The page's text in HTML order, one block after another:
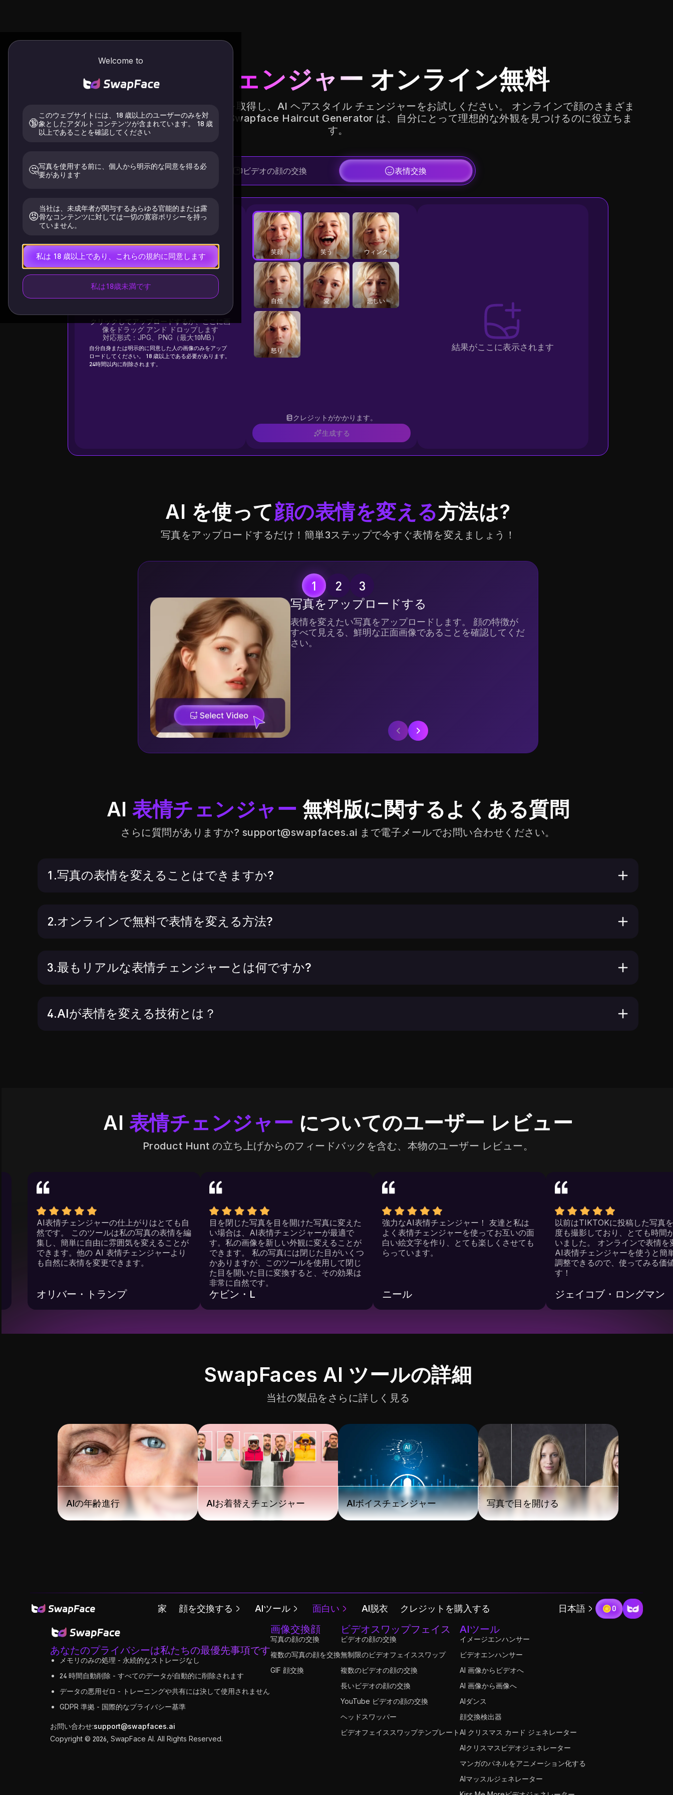
Welcome to
🔞
このウェブサイトには、18 歳以上のユーザーのみを対
象としたアダルト コンテンツが含まれています。 18 歳
以上であることを確認してください
🤔写真を使用する前に、個人から明示的な同意を得る必
要があります
😡
当社は、未成年者が関与するあらゆる官能的または露
骨なコンテンツに対しては一切の寛容ポリシーを持っ
ていません。
私は 18 歳以上であり、これらの規約に同意します
私は18歳未満です
AI 表情チェンジャー オンライン無料
今すぐサインアップして無料クレジットを取得し、AI ヘアスタイル チェンジャーをお試しください。 オンラインで顔のさまざま
なヘアスタイルをテストしてください。Swapface Haircut Generator は、自分にとって理想的な外観を見つけるのに役立ちま
す。
ビデオの顔の交換 表情交換
画像の選択
クリックしてアップロードするか、ここに画
像をドラッグ アンド ドロップします
対応形式：JPG、PNG（最大10MB）
自分自身または明示的に同意した人の画像のみをアップ
ロードしてください。 18 歳以上である必要があります。
24時間以内に削除されます。
笑顔 笑う ウィンク
自然 愛 悲しい
怒り
クレジットがかかります。
生成する
結果がここに表示されます
AI を使って顔の表情を変える方法は?
写真をアップロードするだけ！簡単3ステップで今すぐ表情を変えましょう！
写真をアップロードする
表情を変えたい写真をアップロードします。 顔の特徴が
すべて見える、鮮明な正面画像であることを確認してくだ
さい。
AI表情チェンジャー 無料版に関するよくある質問
さらに質問がありますか? support@swapfaces.ai まで電子メールでお問い合わせください。
1.写真の表情を変えることはできますか?
2.オンラインで無料で表情を変える方法?
3.最もリアルな表情チェンジャーとは何ですか?
4.AIが表情を変える技術とは？
AI 表情チェンジャー についてのユーザー レビュー
Product Hunt の立ち上げからのフィードバックを含む、本物のユーザー レビュー。
AI表情チェンジャーの仕上がりはとても自
然です。 このツールは私の写真の表情を編
集し、簡単に自由に雰囲気を変えることが
できます。他の AI 表情チェンジャーより
も自然に表情を変更できます。
オリバー・トランプ
目を閉じた写真を目を開けた写真に変えた
い場合は、AI表情チェンジャーが最適で
す。私の画像を新しい外観に変えることが
できます。 私の写真には閉じた目がいくつ
かありますが、このツールを使用して閉じ
た目を開いた目に変換すると、その効果は
非常に自然です。
ケビン・L
強力なAI表情チェンジャー！ 友達と私は
よく表情チェンジャーを使ってお互いの面
白い絵文字を作り、とても楽しくさせても
らっています。
ニール
以前はTIKTOKに投稿した
度も撮影しており、とて
いました。 オンラインで
AI表情チェンジャーを使
調整できるので、使って
ジェイコブ・ロング
SwapFaces AI ツールの詳細
当社の製品をさらに詳しく見る
AIの年齢進行 AIお着替えチェンジャー AIボイスチェンジャー 写真で目を開ける
家 顔を交換する AIツール 面白い AI脱衣 クレジットを購入する 日本語 0
あなたのプライバシーは私たちの最優先事項です
メモリのみの処理 - 永続的なストレージなし
24 時間自動削除 - すべてのデータが自動的に削除されます
データの悪用ゼロ - トレーニングや共有には決して使用されません
GDPR 準拠 - 国際的なプライバシー基準
お問い合わせ:support@swapfaces.ai
Copyright © 2026, SwapFace AI. All Rights Reserved.
画像交換顔
写真の顔の交換
複数の写真の顔を交換
GIF 顔交換
ビデオスワップフェイス
ビデオの顔の交換
無制限のビデオフェイススワップ
複数のビデオの顔の交換
長いビデオの顔の交換
YouTube ビデオの顔の交換
ヘッドスワッパー
ビデオフェイススワップテンプレート
AIツール
イメージエンハンサー
ビデオエンハンサー
AI 画像からビデオへ
AI 画像から画像へ
AIダンス
顔交換検出器
AI クリスマス カード ジェネレーター
AIクリスマスビデオジェネレーター
マンガのパネルをアニメーション化する
AIマッスルジェネレーター